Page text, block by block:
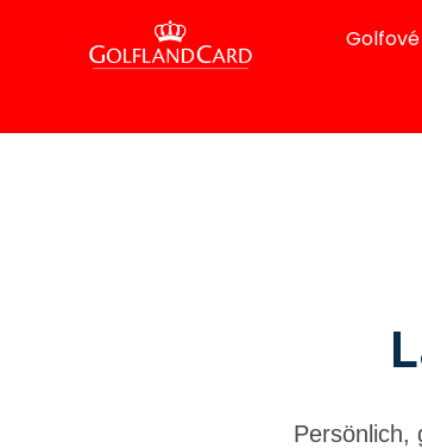
Persönlich,